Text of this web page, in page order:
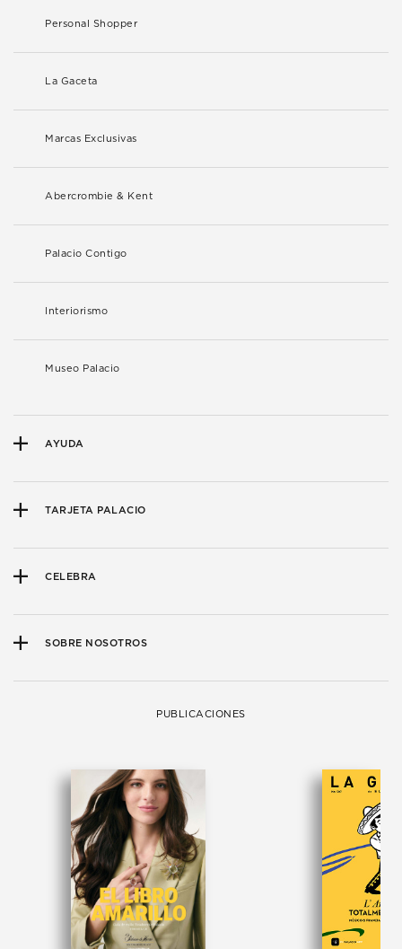
Personal Shopper
La Gaceta
Marcas Exclusivas
Abercrombie & Kent
Palacio Contigo
Interiorismo
Museo Palacio
AYUDA
TARJETA PALACIO
CELEBRA
SOBRE NOSOTROS
PUBLICACIONES